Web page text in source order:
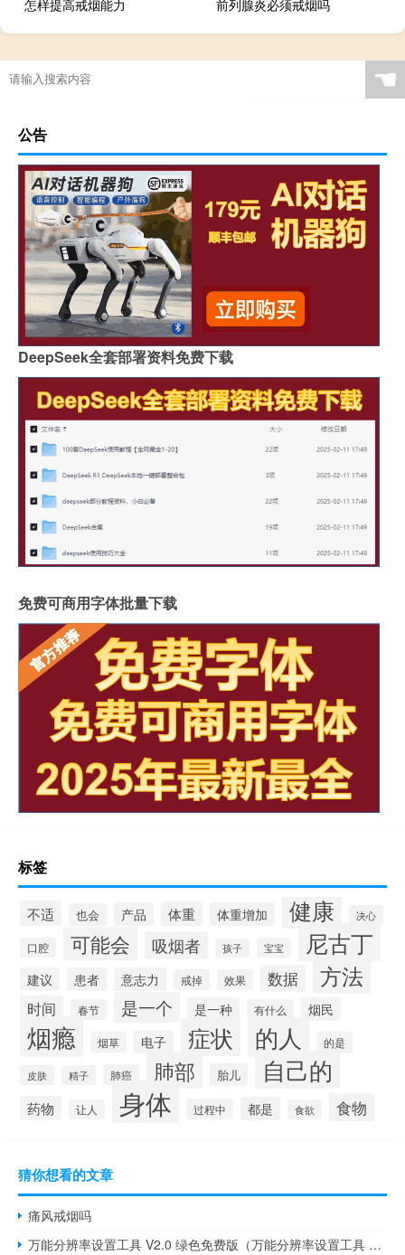
怎样提高戒烟能力 前列腺炎必须戒烟吗
☚
公告
DeepSeek全套部署资料免费下载
免费可商用字体批量下载
标签
不适 也会 产品 体重 体重增加 健康 决心
口腔 可能会 吸烟者 孩子 宝宝 尼古丁
建议 患者 意志力 戒掉 效果 数据 方法
时间 春节 是一个 是一种 有什么 烟民
烟瘾 烟草 电子 症状 的人 的是
皮肤 精子 肺癌 肺部 胎儿 自己的
药物 让人 身体 过程中 都是 食欲 食物
猜你想看的文章
痛风戒烟吗
万能分辨率设置工具 V2.0 绿色免费版（万能分辨率设置工具 V2.0 绿色免费版功能简介）